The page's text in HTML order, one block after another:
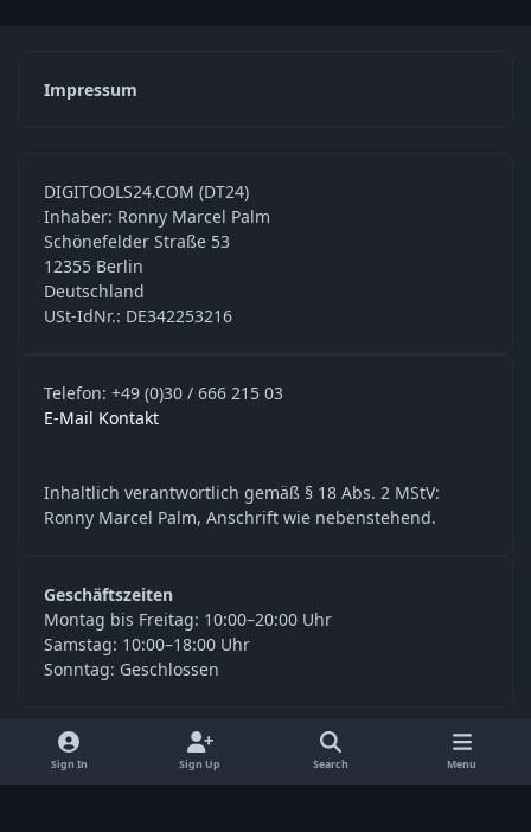
Impressum
DIGITOOLS24.COM (DT24)
Inhaber: Ronny Marcel Palm
Schönefelder Straße 53
12355 Berlin
Deutschland
USt-IdNr.: DE342253216
Telefon: +49 (0)30 / 666 215 03
E-Mail Kontakt
Inhaltlich verantwortlich gemäß § 18 Abs. 2 MStV:
Ronny Marcel Palm, Anschrift wie nebenstehend.
Geschäftszeiten
Montag bis Freitag: 10:00–20:00 Uhr
Samstag: 10:00–18:00 Uhr
Sonntag: Geschlossen
o
f
a
Sign In Sign Up Search Menu